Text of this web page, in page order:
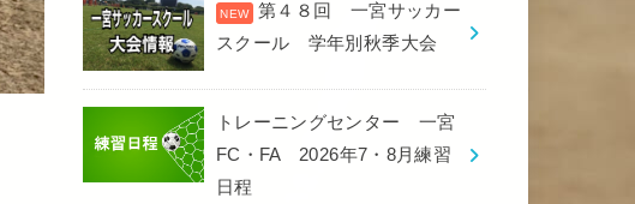
第４８回 一宮サッカー
スクール 学年別秋季大会
トレーニングセンター 一宮
FC・FA 2026年7・8月練習
日程